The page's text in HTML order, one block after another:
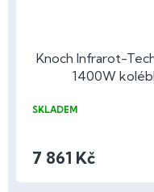
Knoch Infrarot-
1400W
SKLADEM
7 861 Kč